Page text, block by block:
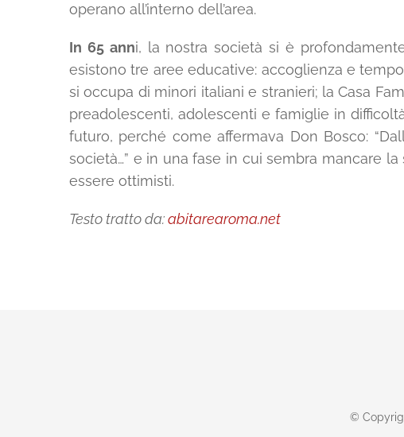
operano all’interno dell’area.
In 65 anni, la nostra società si è
esistono tre aree educative: accoglienza e
si occupa di minori italiani e stranieri; la Casa
preadolescenti, adolescenti e famiglie in
futuro, perché come affermava Don Bosco:
società…” e in una fase in cui sembra mancare
essere ottimisti.
Testo tratto da:abitarearoma.net
©